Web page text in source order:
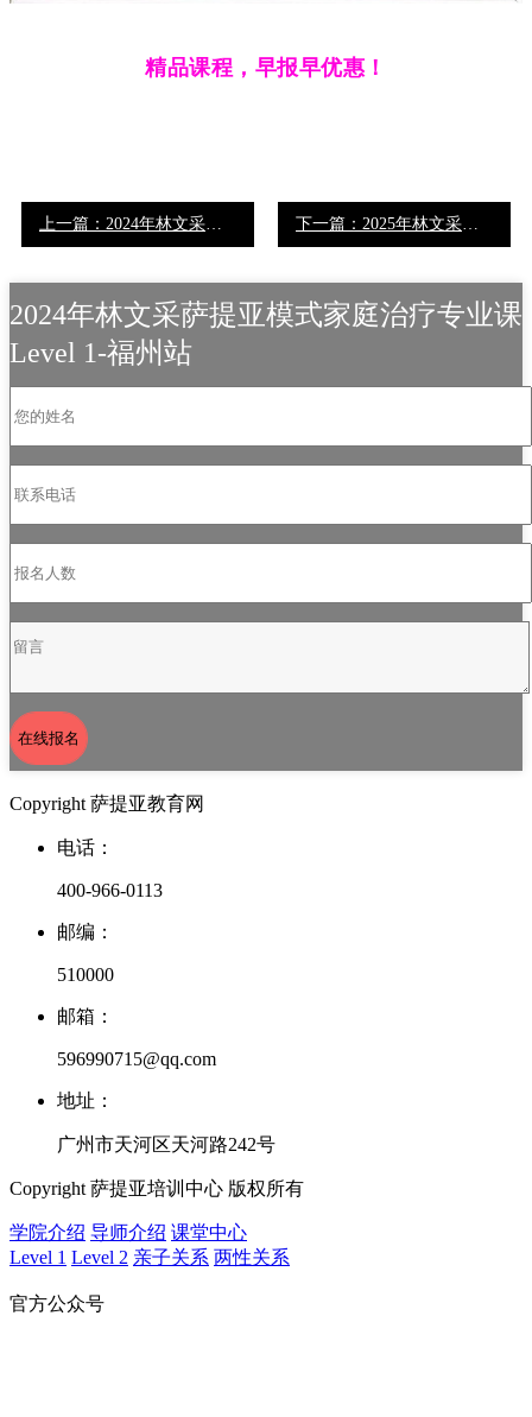
精品课程， 早报早优惠！
上一篇：2024年林文采萨提亚模式专业证书课程 Level 1-西安站 下一篇：2025年林文采萨提亚模式专业证书课程 Level 1-湖南站
2024年林文采萨提亚模式家庭治疗专业课
Level 1-福州站
在线报名
Copyright 萨提亚教育网
电话：
400-966-0113
邮编：
510000
邮箱：
596990715@qq.com
地址：
广州市天河区天河路242号
Copyright 萨提亚培训中心 版权所有
学院介绍 导师介绍 课堂中心
Level 1 Level 2 亲子关系 两性关系
官方公众号